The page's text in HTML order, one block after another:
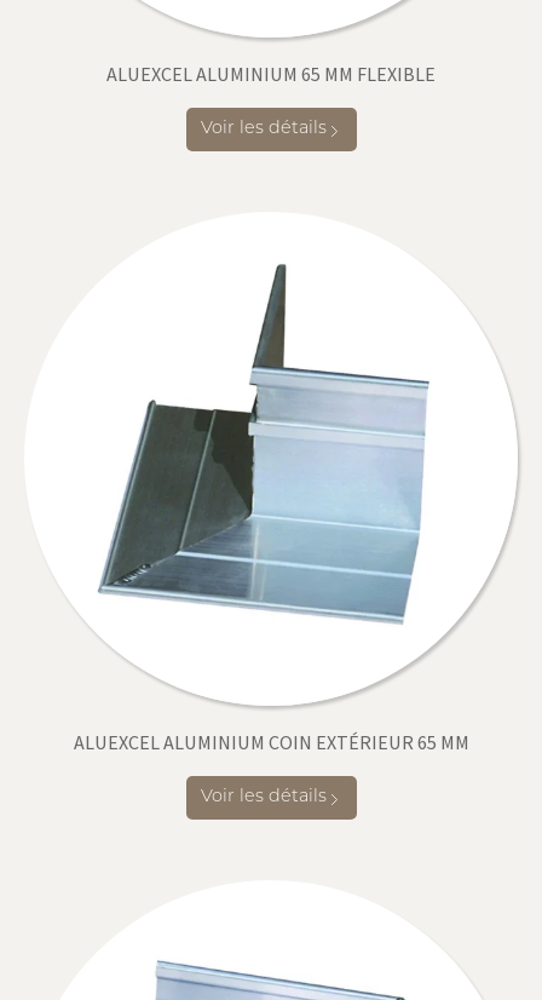
ALUEXCEL ALUMINIUM 65 MM FLEXIBLE
Voir les détails
ALUEXCEL ALUMINIUM COIN EXTÉRIEUR 65 MM
Voir les détails